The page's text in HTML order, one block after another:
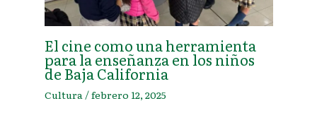
El cine como una herramienta
para la enseñanza en los niños
de Baja California
Cultura /febrero 12, 2025